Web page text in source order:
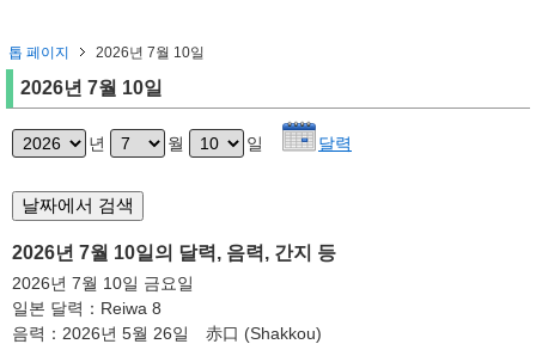
톱 페이지 2026년 7월 10일
2026년 7월 10일
년 월 일 달력
2026년 7월 10일의 달력, 음력, 간지 등
2026년 7월 10일 금요일
일본 달력：Reiwa 8
음력：2026년 5월 26일 赤口 (Shakkou)